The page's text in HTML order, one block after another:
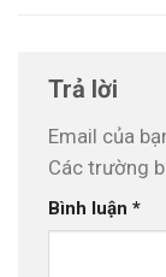
Trả lời
Email của
Các trường
Bình luận *